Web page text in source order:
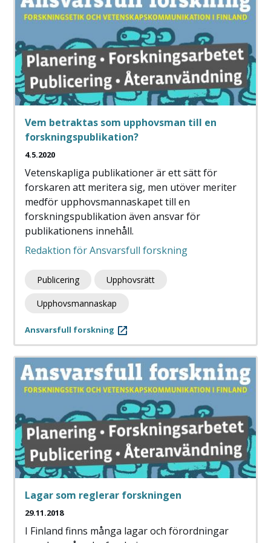
Vem betraktas som upphovsman till en
forskningspublikation?
4.5.2020
Vetenskapliga publikationer är ett sätt för
forskaren att meritera sig, men utöver meriter
medför upphovsmannaskapet till en
forskningspublikation även ansvar för
publikationens innehåll.
Redaktion för Ansvarsfull forskning
Publicering Upphovsrätt
Upphovsmannaskap
Ansvarsfull forskning
Lagar som reglerar forskningen
29.11.2018
I Finland finns många lagar och förordningar